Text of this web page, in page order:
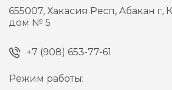
655007,Хакасия Респ, Абакан г,
дом № 5
+7 (908) 653-77-61
Режим работы: